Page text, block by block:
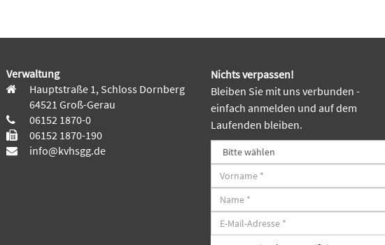
Verwaltung
Hauptstraße 1, Schloss Dornberg
64521 Groß-Gerau
06152 1870-0
06152 1870-190
info@kvhsgg.de
Nichts verpassen!
Bleiben Sie mit uns verbunden -
einfach anmelden und auf dem
Laufenden bleiben.